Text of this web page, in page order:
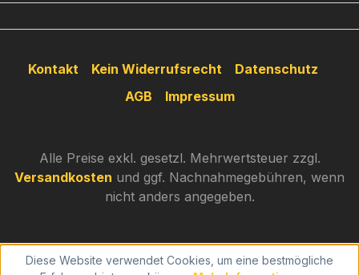
Kontakt Kein Widerrufsrecht
Datenschutz
AGB
Impressum
Alle Preise exkl. gesetzl. Mehrwertsteuer zzgl.
Versandkosten und ggf. Nachnahmegebühren, wenn
nicht anders angegeben.
Diese Website verwendet Cookies, um eine bestmögliche